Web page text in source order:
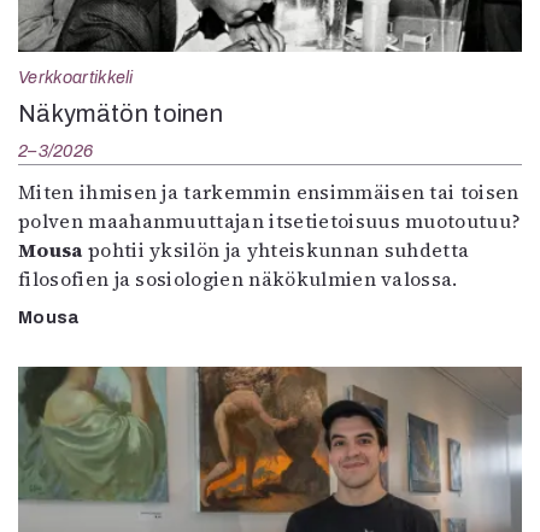
Verkkoartikkeli
Näkymätön toinen
2–3/2026
Miten ihmisen ja tarkemmin ensimmäisen tai toisen
polven maahanmuuttajan itsetietoisuus muotoutuu?
Mousa pohtii yksilön ja yhteiskunnan suhdetta
filosofien ja sosiologien näkökulmien valossa.
Mousa